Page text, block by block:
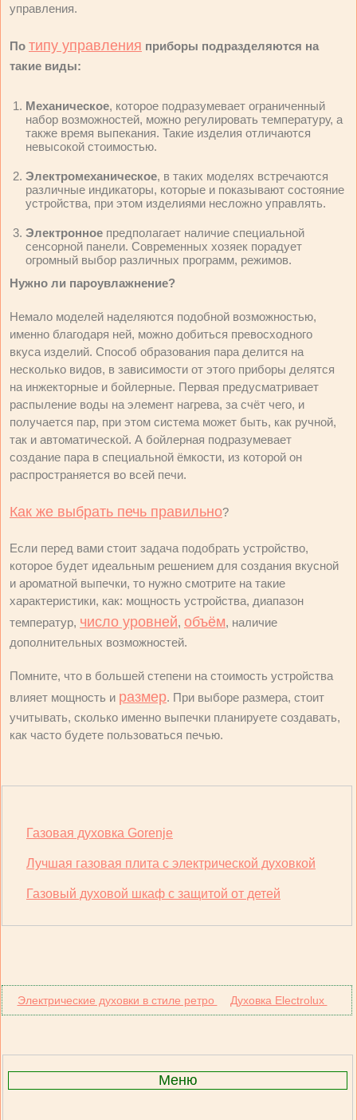
управления.
По типу управления приборы подразделяются на
такие виды:
Механическое, которое подразумевает ограниченный
набор возможностей, можно регулировать температуру, а
также время выпекания. Такие изделия отличаются
невысокой стоимостью.
Электромеханическое, в таких моделях встречаются
различные индикаторы, которые и показывают состояние
устройства, при этом изделиями несложно управлять.
Электронное предполагает наличие специальной
сенсорной панели. Современных хозяек порадует
огромный выбор различных программ, режимов.
Нужно ли пароувлажнение?
Немало моделей наделяются подобной возможностью,
именно благодаря ней, можно добиться превосходного
вкуса изделий. Способ образования пара делится на
несколько видов, в зависимости от этого приборы делятся
на инжекторные и бойлерные. Первая предусматривает
распыление воды на элемент нагрева, за счёт чего, и
получается пар, при этом система может быть, как ручной,
так и автоматической. А бойлерная подразумевает
создание пара в специальной ёмкости, из которой он
распространяется во всей печи.
Как же выбрать печь правильно?
Если перед вами стоит задача подобрать устройство,
которое будет идеальным решением для создания вкусной
и ароматной выпечки, то нужно смотрите на такие
характеристики, как: мощность устройства, диапазон
температур, число уровней, объём, наличие
дополнительных возможностей.
Помните, что в большей степени на стоимость устройства
влияет мощность и размер. При выборе размера, стоит
учитывать, сколько именно выпечки планируете создавать,
как часто будете пользоваться печью.
Газовая духовка Gorenje
Лучшая газовая плита с электрической духовкой
Газовый духовой шкаф с защитой от детей
Электрические духовки в стиле ретро Духовка Electrolux
Меню